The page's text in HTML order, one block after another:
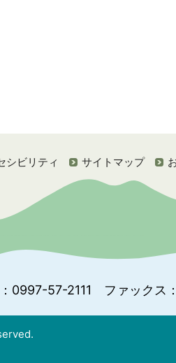
シビリティ サイトマップ
0997-57-2111 ファックス